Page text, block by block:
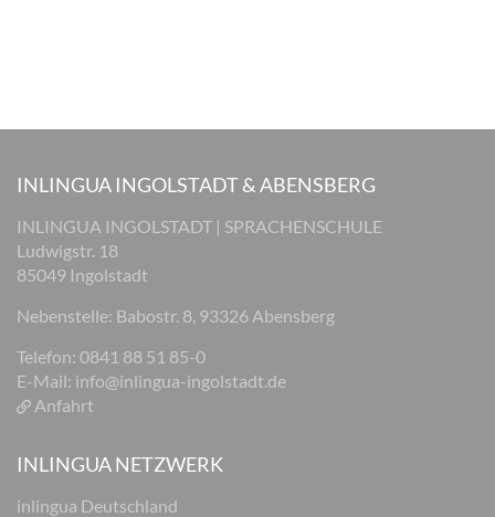
INLINGUA INGOLSTADT & ABENSBERG
INLINGUA INGOLSTADT | SPRACHENSCHULE
Ludwigstr. 18
85049 Ingolstadt
Nebenstelle: Babostr. 8, 93326 Abensberg
Telefon: 0841 88 51 85-0
E-Mail: info@inlingua-ingolstadt.de
Anfahrt
INLINGUA NETZWERK
inlingua Deutschland